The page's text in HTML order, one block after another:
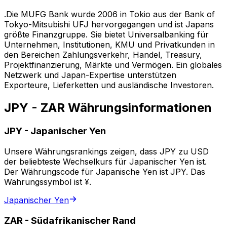
.Die MUFG Bank wurde 2006 in Tokio aus der Bank of
Tokyo-Mitsubishi UFJ hervorgegangen und ist Japans
größte Finanzgruppe. Sie bietet Universalbanking für
Unternehmen, Institutionen, KMU und Privatkunden in
den Bereichen Zahlungsverkehr, Handel, Treasury,
Projektfinanzierung, Märkte und Vermögen. Ein globales
Netzwerk und Japan-Expertise unterstützen
Exporteure, Lieferketten und ausländische Investoren.
JPY - ZAR Währungsinformationen
JPY - Japanischer Yen
Unsere Währungsrankings zeigen, dass JPY zu USD
der beliebteste Wechselkurs für Japanischer Yen ist.
Der Währungscode für Japanische Yen ist JPY. Das
Währungssymbol ist ¥.
Japanischer Yen
ZAR - Südafrikanischer Rand